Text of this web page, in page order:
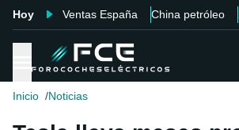
Hoy Ventas España China petróleo
Inicio Noticias